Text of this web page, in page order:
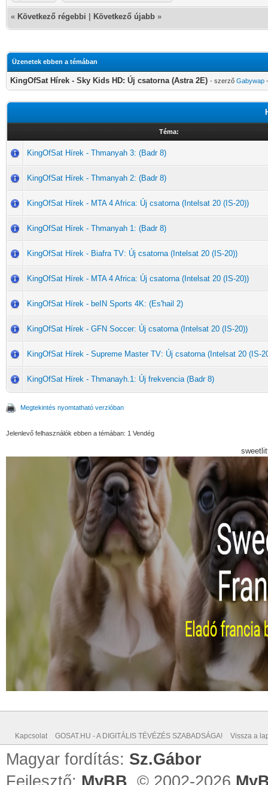
« Következő régebbi Következő újabb »
Üzenetek ebben a témában
KingOfSat Hírek - Sky Kids HD: Új csatorna (Astra 2E) - szerző Gabywap
Téma:
KingOfSat Hírek - Thmanyah 3: (Badr 8)
KingOfSat Hírek - Thmanyah 2: (Badr 8)
KingOfSat Hírek - MTA 4 Africa: Új csatorna (Intelsat 20 (IS-20))
KingOfSat Hírek - Thmanyah 1: (Badr 8)
KingOfSat Hírek - Biafra TV: Új csatorna (Intelsat 20 (IS-20))
KingOfSat Hírek - MTA 4 Africa: Új csatorna (Intelsat 20 (IS-20))
KingOfSat Hírek - beIN Sports 4K: (Es'hail 2)
KingOfSat Hírek - GFN Soccer: Új csatorna (Intelsat 20 (IS-20))
KingOfSat Hírek - Supreme Master TV: Új csatorna (Intelsat 20 (IS-
KingOfSat Hírek - Thmanayh.1: Új frekvencia (Badr 8)
Megtekintés nyomtatható verzióban
Jelenlevő felhasználók ebben a témában: 1 Vendég
Kapcsolat GOSAT.HU - A DIGITÁLIS TÉVÉZÉS SZABADSÁGA! Vissza a
Magyar fordítás: Sz.Gábor
Fejlesztő: MyBB , © 2002-2026